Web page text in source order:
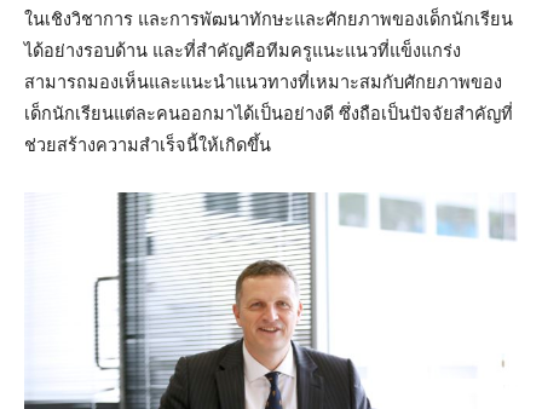
ในเชิงวิชาการ และการพัฒนาทักษะและศักยภาพของเด็กนักเรียน
ได้อย่างรอบด้าน และที่สำคัญคือทีมครูแนะแนวที่แข็งแกร่ง
สามารถมองเห็นและแนะนำแนวทางที่เหมาะสมกับศักยภาพของ
เด็กนักเรียนแต่ละคนออกมาได้เป็นอย่างดี ซึ่งถือเป็นปัจจัยสำคัญที่
ช่วยสร้างความสำเร็จนี้ให้เกิดขึ้น